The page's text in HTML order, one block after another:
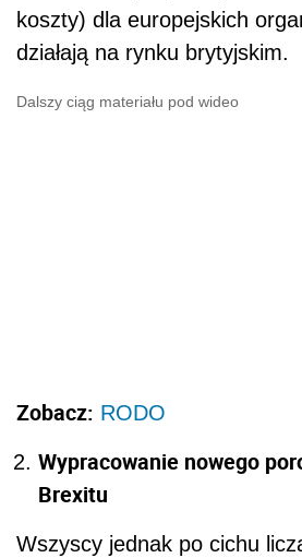
koszty) dla europejskich
działają na rynku brytyjskim.
Dalszy ciąg materiału pod wideo
Zobacz: RODO
Wypracowanie nowego
Brexitu
Wszyscy jednak po cichu